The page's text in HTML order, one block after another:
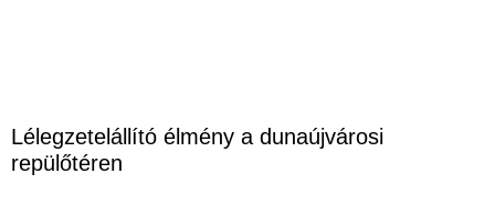
Lélegzetelállító élmény a dunaújvárosi
repülőtéren